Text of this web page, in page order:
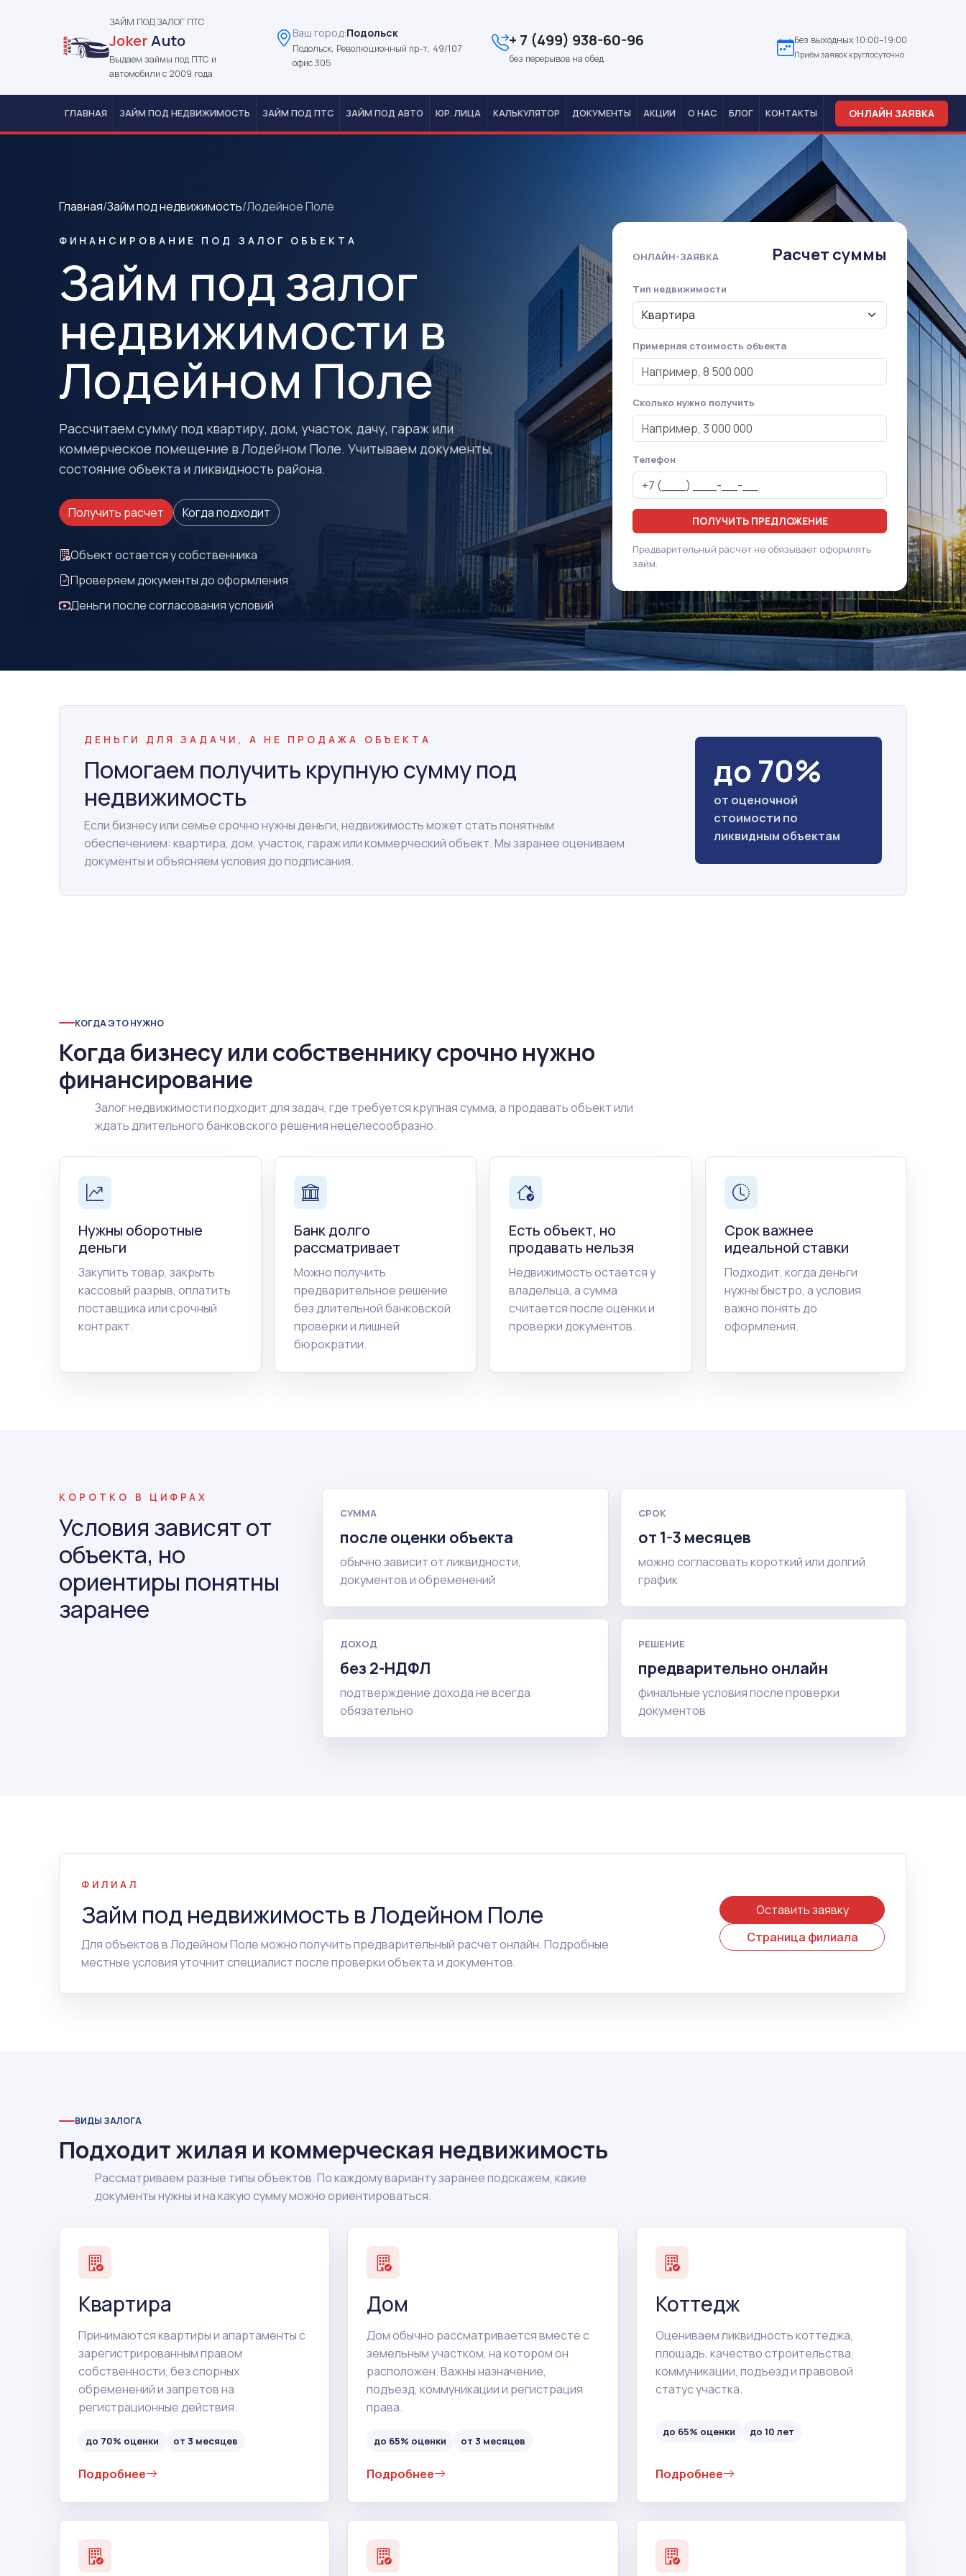
ЗАЙМ ПОД ЗАЛОГ ПТС
JokerAuto
Выдаем займы под ПТС и
автомобили с 2009 года
Ваш город:Подольск
Подольск, Революционный пр-т, 49/107
офис 305
+ 7 (499) 938-60-96
без перерывов на обед
Без выходных 10:00–19:00
Приём заявок круглосуточно
ГЛАВНАЯ ЗАЙМ ПОД НЕДВИЖИМОСТЬ ЗАЙМ ПОД ПТС ЗАЙМ ПОД АВТО ЮР. ЛИЦА КАЛЬКУЛЯТОР ДОКУМЕНТЫ АКЦИИ О НАС БЛОГ КОНТАКТЫ ОНЛАЙН ЗАЯВКА
Главная/Займ под недвижимость/Лодейное Поле
ФИНАНСИРОВАНИЕ ПОД ЗАЛОГ ОБЪЕКТА
Займ под залог
недвижимости в
Лодейном Поле
Рассчитаем сумму под квартиру, дом, участок, дачу, гараж или
коммерческое помещение в Лодейном Поле. Учитываем документы,
состояние объекта и ликвидность района.
Получить расчет Когда подходит
Объект остается у собственника
Проверяем документы до оформления
Деньги после согласования условий
ОНЛАЙН-ЗАЯВКА Расчет суммы
Тип недвижимости
Примерная стоимость объекта
Сколько нужно получить
Телефон
ПОЛУЧИТЬ ПРЕДЛОЖЕНИЕ
Предварительный расчет не обязывает оформлять
займ.
ДЕНЬГИ ДЛЯ ЗАДАЧИ, А НЕ ПРОДАЖА ОБЪЕКТА
Помогаем получить крупную сумму под
недвижимость
Если бизнесу или семье срочно нужны деньги, недвижимость может стать понятным
обеспечением: квартира, дом, участок, гараж или коммерческий объект. Мы заранее оцениваем
документы и объясняем условия до подписания.
до 70%
от оценочной
стоимости по
ликвидным объектам
КОГДА ЭТО НУЖНО
Когда бизнесу или собственнику срочно нужно
финансирование
Залог недвижимости подходит для задач, где требуется крупная сумма, а продавать объект или
ждать длительного банковского решения нецелесообразно.
Нужны оборотные
деньги
Закупить товар, закрыть
кассовый разрыв, оплатить
поставщика или срочный
контракт.
Банк долго
рассматривает
Можно получить
предварительное решение
без длительной банковской
проверки и лишней
бюрократии.
Есть объект, но
продавать нельзя
Недвижимость остается у
владельца, а сумма
считается после оценки и
проверки документов.
Срок важнее
идеальной ставки
Подходит, когда деньги
нужны быстро, а условия
важно понять до
оформления.
КОРОТКО В ЦИФРАХ
Условия зависят от
объекта, но
ориентиры понятны
заранее
СУММА
после оценки объекта
обычно зависит от ликвидности,
документов и обременений
СРОК
от 1-3 месяцев
можно согласовать короткий или долгий
график
ДОХОД
без 2-НДФЛ
подтверждение дохода не всегда
обязательно
РЕШЕНИЕ
предварительно онлайн
финальные условия после проверки
документов
ФИЛИАЛ
Займ под недвижимость в Лодейном Поле
Для объектов в Лодейном Поле можно получить предварительный расчет онлайн. Подробные
местные условия уточнит специалист после проверки объекта и документов.
Оставить заявку
Страница филиала
ВИДЫ ЗАЛОГА
Подходит жилая и коммерческая недвижимость
Рассматриваем разные типы объектов. По каждому варианту заранее подскажем, какие
документы нужны и на какую сумму можно ориентироваться.
Квартира
Принимаются квартиры и апартаменты с
зарегистрированным правом
собственности, без спорных
обременений и запретов на
регистрационные действия.
до 70% оценки от 3 месяцев
Подробнее
Дом
Дом обычно рассматривается вместе с
земельным участком, на котором он
расположен. Важны назначение,
подъезд, коммуникации и регистрация
права.
до 65% оценки от 3 месяцев
Подробнее
Коттедж
Оцениваем ликвидность коттеджа,
площадь, качество строительства,
коммуникации, подъезд и правовой
статус участка.
до 65% оценки до 10 лет
Подробнее